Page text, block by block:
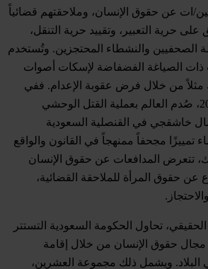
ات عن حقوق الإنسان، وملاحقتهم قضائياً
حرية التعبير، وتقييد حرية التنقل،
الصحفيين والنشطاء المحتجزين. وتُستخدم
ذات الصياغة الفضفاضة لإسكات أصوات
مثلاً من خلال فرض عقوبة الإعدام. ففي
أكتوبر/تشرين الأول 2018، صُدم العالم بعملية القتل الوحشي
خاشقجي في القنصلية السعودية
تمييزًا مجحفاً ممنهجاً في القانون والواقع
تتعرض المدافعات عن حقوق الإنسان
عن حقوق المرأة للملاحقة القضائية،
تحاول الحكومة السعودية التستتر
حقوق الإنسان من خلال إقامة
البلاد. ويشمل ذلك مجموعة العشرين،